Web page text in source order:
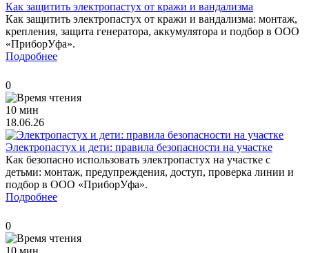
Как защитить электропастух от кражи и вандализма
Как защитить электропастух от кражи и вандализма: монтаж,
крепления, защита генератора, аккумулятора и подбор в ООО
«ПриборУфа».
Подробнее
0
10 мин
18.06.26
Электропастух и дети: правила безопасности на участке
Как безопасно использовать электропастух на участке с
детьми: монтаж, предупреждения, доступ, проверка линии и
подбор в ООО «ПриборУфа».
Подробнее
0
10 мин